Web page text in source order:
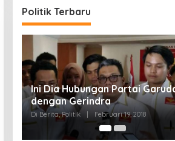
Politik Terbaru
Strategi PPP Menangkan Duet
Ganjar dan Gus Yasin
Di Berita, Politik Februari 19, 2018